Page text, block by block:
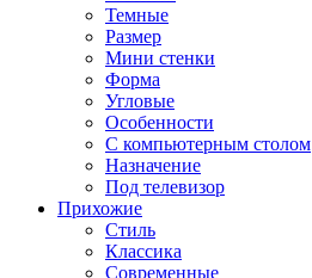
Темные
Размер
Мини стенки
Форма
Угловые
Особенности
С компьютерным столом
Назначение
Под телевизор
Прихожие
Стиль
Классика
Современные